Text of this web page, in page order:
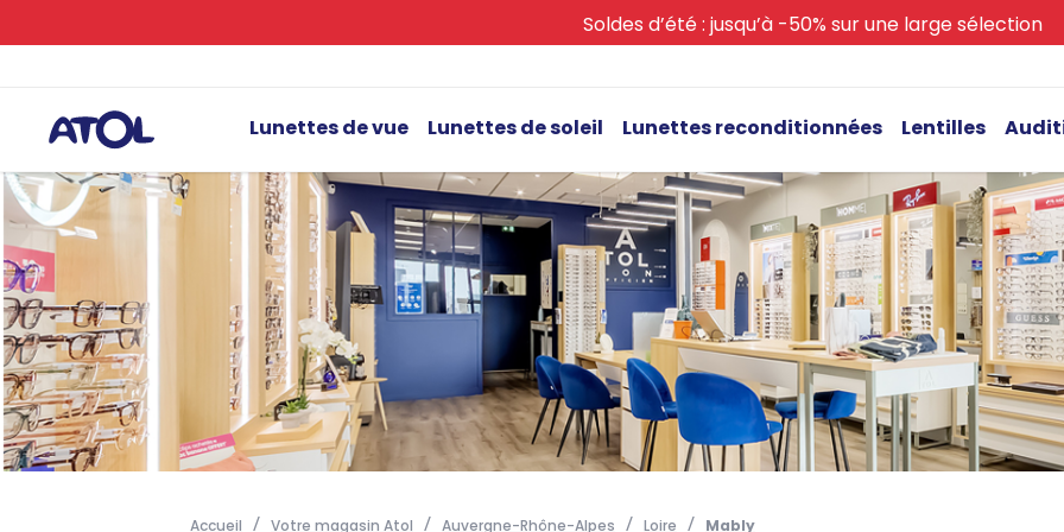
Soldes d’été : jusqu’à -50% sur une large sélection
Lunettes de vue Lunettes de soleil Lunettes reconditionnées Lentilles
Accueil Votre magasin Atol Auvergne-Rhône-Alpes Loire Mably